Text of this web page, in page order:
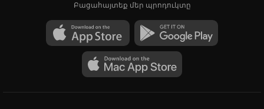
Բացահայտեք մեր պրոդուկտը